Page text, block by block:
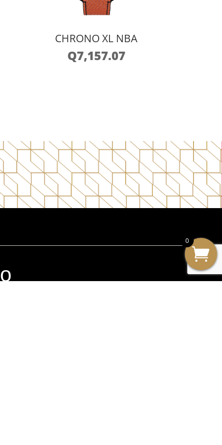
CHRONO XL NBA
Q7,157.07
0